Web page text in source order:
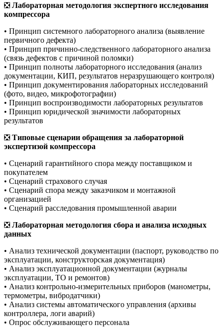
❎ Лабораторная методология экспертного исследования
компрессора
• Принцип системного лабораторного анализа (выявление
первичного дефекта)
• Принцип причинно-следственного лабораторного анализа
(связь дефектов с причиной поломки)
• Принцип полноты лабораторного исследования (анализ
документации, КИП, результатов неразрушающего контроля)
• Принцип документирования лабораторных исследований
(фото, видео, микрофотографии)
• Принцип воспроизводимости лабораторных результатов
• Принцип юридической значимости лабораторных
результатов
❎ Типовые сценарии обращения за лабораторной
экспертизой компрессора
• Сценарий гарантийного спора между поставщиком и
покупателем
• Сценарий страхового случая
• Сценарий спора между заказчиком и монтажной
организацией
• Сценарий расследования промышленной аварии
❎ Лабораторная методология сбора и анализа исходных
данных
• Анализ технической документации (паспорт, руководство по
эксплуатации, конструкторская документация)
• Анализ эксплуатационной документации (журналы
эксплуатации, ТО и ремонтов)
• Анализ контрольно-измерительных приборов (манометры,
термометры, вибродатчики)
• Анализ системы автоматического управления (архивы
контроллера, логи аварий)
• Опрос обслуживающего персонала